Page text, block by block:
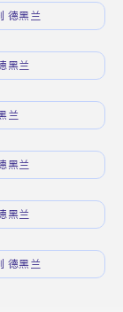
德黑兰
黑兰
兰
黑兰
黑兰
德黑兰